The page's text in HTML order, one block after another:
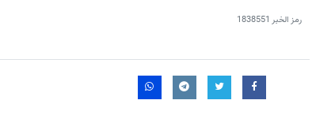
رمز الخبر 1838551